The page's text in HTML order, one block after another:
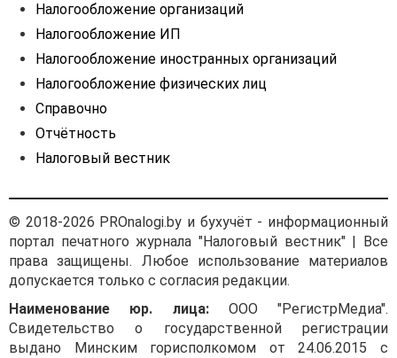
Налогообложение организаций
Налогообложение ИП
Налогообложение иностранных организаций
Налогообложение физических лиц
Справочно
Отчётность
Налоговый вестник
© 2018-2026 PROnalogi.by и бухучёт - информационный
портал печатного журнала "Налоговый вестник" | Все
права защищены. Любое использование материалов
допускается только с согласия редакции.
Наименование юр. лица:ООО "РегистрМедиа".
Свидетельство о государственной регистрации
выдано Минским горисполкомом от 24.06.2015 с